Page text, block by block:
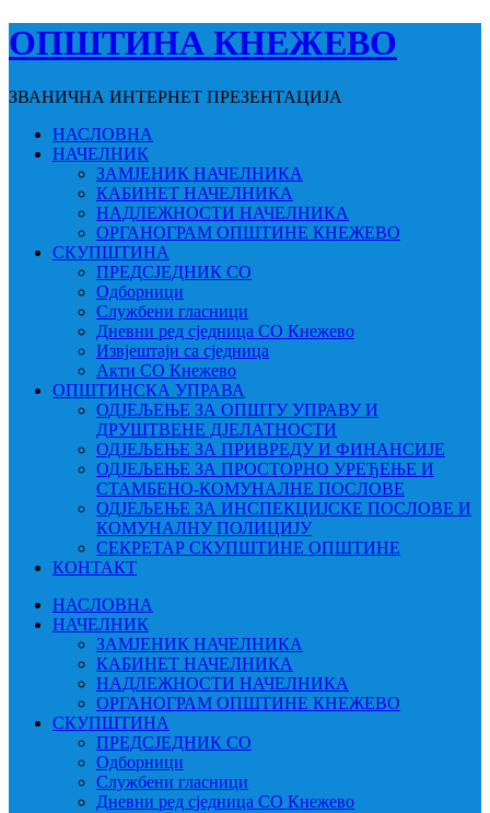
ОПШТИНА КНЕЖЕВО
ЗВАНИЧНА ИНТЕРНЕТ ПРЕЗЕНТАЦИЈА
НАСЛОВНА
НАЧЕЛНИК
ЗАМЈЕНИК НАЧЕЛНИКА
КАБИНЕТ НАЧЕЛНИКА
НАДЛЕЖНОСТИ НАЧЕЛНИКА
ОРГАНОГРАМ ОПШТИНЕ КНЕЖЕВО
СКУПШТИНА
ПРЕДСЈЕДНИК СО
Одборници
Службени гласници
Дневни ред сједница СО Кнежево
Извјештаји са сједница
Акти СО Кнежево
ОПШТИНСКА УПРАВА
ОДЈЕЉЕЊЕ ЗА ОПШТУ УПРАВУ И
ДРУШТВЕНЕ ДЈЕЛАТНОСТИ
ОДЈЕЉЕЊЕ ЗА ПРИВРЕДУ И ФИНАНСИЈЕ
ОДЈЕЉЕЊЕ ЗА ПРОСТОРНО УРЕЂЕЊЕ И
СТАМБЕНО-КОМУНАЛНЕ ПОСЛОВЕ
ОДЈЕЉЕЊЕ ЗА ИНСПЕКЦИЈСКЕ ПОСЛОВЕ И
КОМУНАЛНУ ПОЛИЦИЈУ
СЕКРЕТАР СКУПШТИНЕ ОПШТИНЕ
КОНТАКТ
НАСЛОВНА
НАЧЕЛНИК
ЗАМЈЕНИК НАЧЕЛНИКА
КАБИНЕТ НАЧЕЛНИКА
НАДЛЕЖНОСТИ НАЧЕЛНИКА
ОРГАНОГРАМ ОПШТИНЕ КНЕЖЕВО
СКУПШТИНА
ПРЕДСЈЕДНИК СО
Одборници
Службени гласници
Дневни ред сједница СО Кнежево